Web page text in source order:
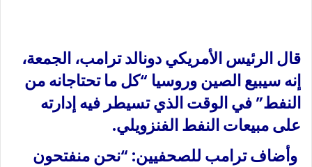
ى
X د
ا
إ
ل
ك
ت
قال الرئيس الأمريكي دونالد ترامب، الجمعة،
إنه سيبيع الصين وروسيا “كل ما تحتاجانه من
النفط” في الوقت الذي تسيطر فيه إدارته
على مبيعات النفط الفنزويلي.
وأضاف ترامب للصحفيين: “نحن منفتحون